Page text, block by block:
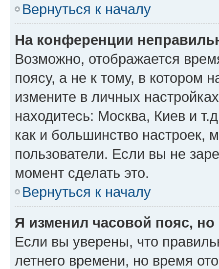
Вернуться к началу
На конференции
Возможно, отображается
поясу, а не к тому, в котором
измените в личных
находитесь: Москва, Киев и
как и большинство настроек,
пользователи. Если вы не
момент сделать это.
Вернуться к началу
Я изменил часовой пояс,
Если вы уверены, что
летнего времени, но время